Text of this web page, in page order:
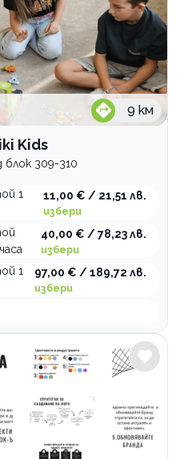
9 км
Kids
блок 309-310
1
11,00 € / 21,51 лв.
избери
40,00 € / 78,23 лв.
избери
1
97,00 € / 189,72 лв.
избери